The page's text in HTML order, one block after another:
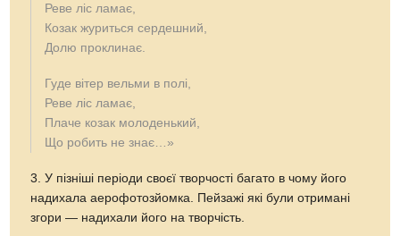
Реве ліс ламає,
Козак журиться сердешний,
Долю проклинає.
Гуде вітер вельми в полі,
Реве ліс ламає,
Плаче козак молоденький,
Що робить не знає…»
3. У пізніші періоди своєї творчості багато в чому його
надихала аерофотозйомка. Пейзажі які були отримані
згори — надихали його на творчість.